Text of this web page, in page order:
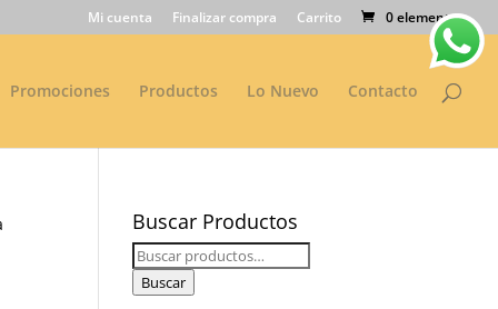
Mi cuenta Finalizar compra Carrito 0 elementos
Promociones Productos Lo Nuevo Contacto
Buscar Productos
Buscar
por:
Buscar